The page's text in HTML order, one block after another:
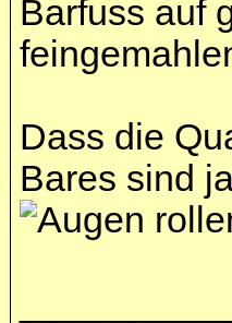
Barfuss auf
Dass die
Bares sind